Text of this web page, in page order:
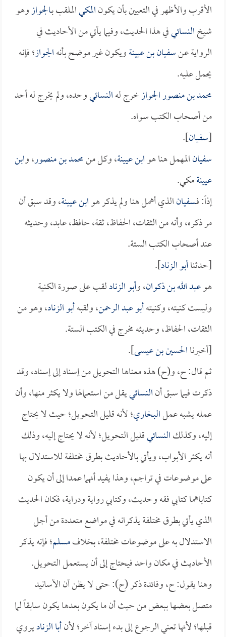
الأقرب والأظهر في التعيين بأن يكونالمكيالملقب بـالجوازوهو
شيخالنسائيفي هذا الحديث، وفيما يأتي من الأحاديث في
الرواية عنسفيان بن عيينةويكون غير موضح بأنهالجواز؛ فإنه
يحمل عليه.
محمد بن منصور الجوازخرج لهالنسائيوحده، ولم يخرج له أحد
من أصحاب الكتب سواه.
[سفيان].
سفيانالمهمل هنا هوابن عيينة، وكل منمحمد بن منصور، وابن
عيينةمكي.
إذاً: فـسفيانالذي أهمل هنا ولم يذكر هوابن عيينة، وقد سبق أن
مر ذكره، وأنه من الثقات، الحفاظ، ثقة، حافظ، عابد، وحديثه
عند أصحاب الكتب الستة.
[حدثناأبو الزناد].
هوعبد الله بن ذكوان، وأبو الزنادلقب على صورة الكنية
وليست كنيته، وكنيتهأبو عبد الرحمن، ولقبهأبو الزناد، وهو من
الثقات، الحفاظ، وحديثه مخرج في الكتب الستة.
[أخبرناالحسين بن عيسى].
ثم قال: ح، و(ح) هذه معناها التحويل من إسناد إلى إسناد، وقد
ذكرت فيما سبق أنالنسائييقل من استعمالها ولا يكثر منها، وأن
عمله يشبه عملالبخاري؛ لأنه قليل التحويل؛ حيث لا يحتاج
إليه، وكذلكالنسائيقليل التحويل؛ لأنه لا يحتاج إليه، وذلك
أنه يكثر الأبواب، ويأتي بالأحاديث بطرق مختلفة للاستدلال بها
على موضوعات في تراجم، وهذا يفيد أنهما عمدا إلى أن يكون
كتاباهما كتابي فقه وحديث، وكتابي رواية ودراية، فكان الحديث
الذي يأتي بطرق مختلفة يذكرانه في مواضع متعددة من أجل
الاستدلال به على موضوعات مختلفة، بخلافمسلم؛ فإنه يذكر
الأحاديث في مكان واحد فيحتاج إلى أن يستعمل التحويل.
وهنا يقول: ح، وفائدة ذكر (ح): حتى لا يظن أن الأسانيد
متصل بعضها ببعض من حيث أن ما يكون بعدها يكون سابقاً لما
قبلها؛ لأنها تعني الرجوع إلى بدء إسناد آخر؛ لأنأبا الزناديروي